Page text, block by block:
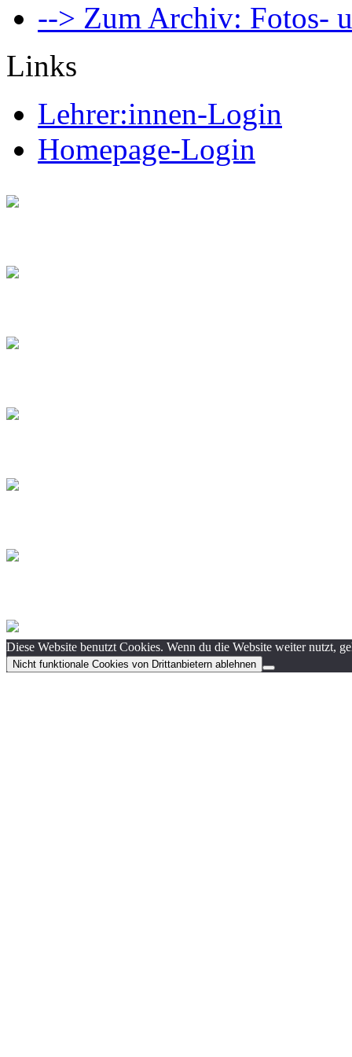
--> Zum Archiv: Fotos-
Links
Lehrer:innen-Login
Homepage-Login
Diese Website benutzt Cookies. Wenn du die Website weiter nutzt,
Nicht funktionale Cookies von Drittanbietern ablehnen